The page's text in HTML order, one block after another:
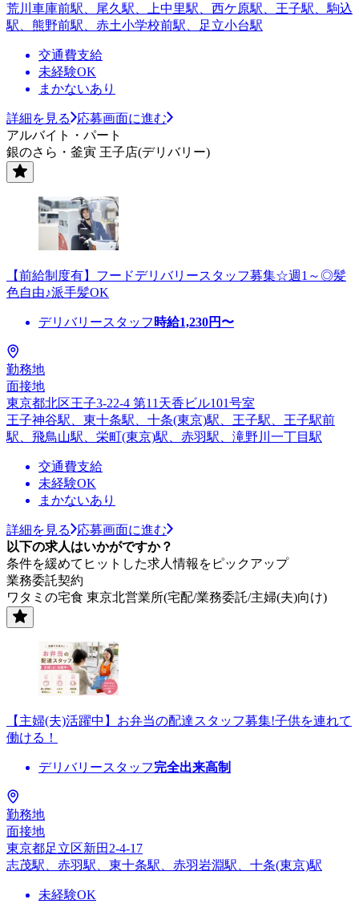
荒川車庫前駅、尾久駅、上中里駅、西ケ原駅、王子駅、駒込
駅、熊野前駅、赤土小学校前駅、足立小台駅
交通費支給
未経験OK
まかないあり
詳細を見る
応募画面に進む
アルバイト・パート
銀のさら・釜寅 王子店(デリバリー)
【前給制度有】フードデリバリースタッフ募集☆週1～◎髪
色自由♪派手髪OK
デリバリースタッフ 時給1,230円〜
勤務地
面接地
東京都北区王子3-22-4 第11天香ビル101号室
王子神谷駅、東十条駅、十条(東京)駅、王子駅、王子駅前
駅、飛鳥山駅、栄町(東京)駅、赤羽駅、滝野川一丁目駅
交通費支給
未経験OK
まかないあり
詳細を見る
応募画面に進む
以下の求人はいかがですか？
条件を緩めてヒットした求人情報をピックアップ
業務委託契約
ワタミの宅食 東京北営業所(宅配/業務委託/主婦(夫)向け)
【主婦(夫)活躍中】お弁当の配達スタッフ募集!子供を連れて
働ける！
デリバリースタッフ完全出来高制
勤務地
面接地
東京都足立区新田2-4-17
志茂駅、赤羽駅、東十条駅、赤羽岩淵駅、十条(東京)駅
未経験OK